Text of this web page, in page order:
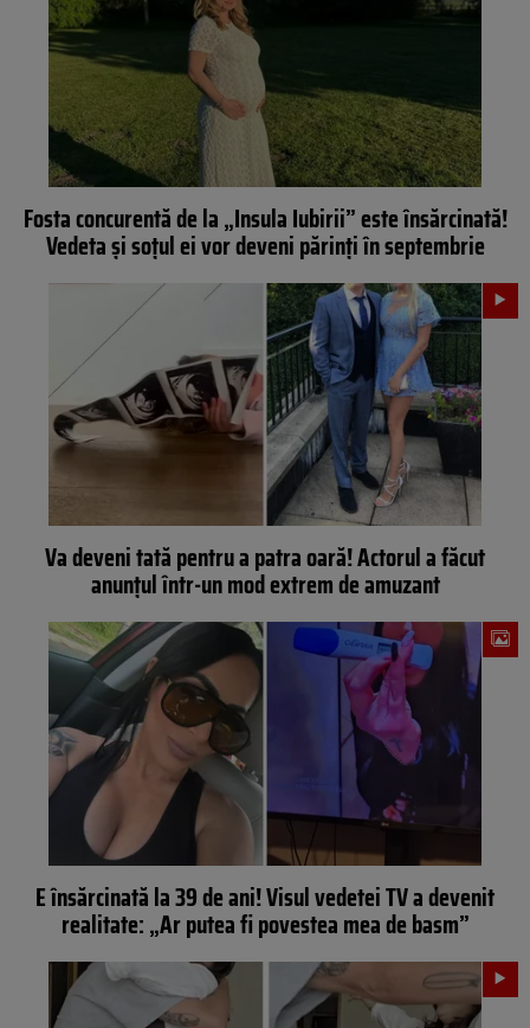
Fosta concurentă de la „Insula Iubirii” este însărcinată!
Vedeta și soțul ei vor deveni părinți în septembrie
Va deveni tată pentru a patra oară! Actorul a făcut
anunțul într-un mod extrem de amuzant
E însărcinată la 39 de ani! Visul vedetei TV a devenit
realitate: „Ar putea fi povestea mea de basm”